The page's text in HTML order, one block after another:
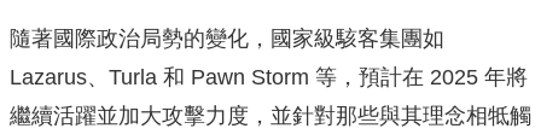
隨著國際政治局勢的變化，國家級駭客集團如
Lazarus、Turla 和 Pawn Storm 等，預計在 2025 年將
繼續活躍並加大攻擊力度，並針對那些與其理念相牴觸